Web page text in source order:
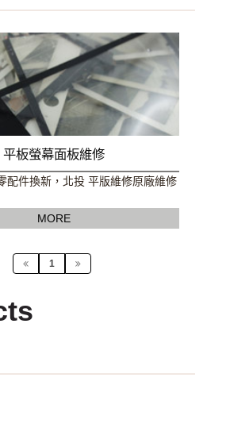
平板螢幕面板維修
配件換新，北投 平版維修原廠維修
MORE
1